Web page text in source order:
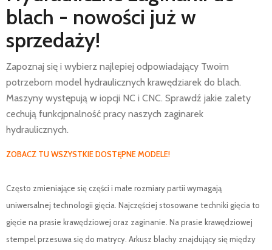
blach - nowości już w
sprzedaży!
Zapoznaj się i wybierz najlepiej odpowiadający Twoim
potrzebom model hydraulicznych krawędziarek do blach.
Maszyny występują w iopcji NC i CNC. Sprawdź jakie zalety
cechują funkcjpnalność pracy naszych zaginarek
hydraulicznych.
ZOBACZ TU WSZYSTKIE DOSTĘPNE MODELE!
Często zmieniające się części i małe rozmiary partii wymagają
uniwersalnej technologii gięcia. Najczęściej stosowane techniki gięcia to
gięcie na prasie krawędziowej oraz zaginanie. Na prasie krawędziowej
stempel przesuwa się do matrycy. Arkusz blachy znajdujący się między